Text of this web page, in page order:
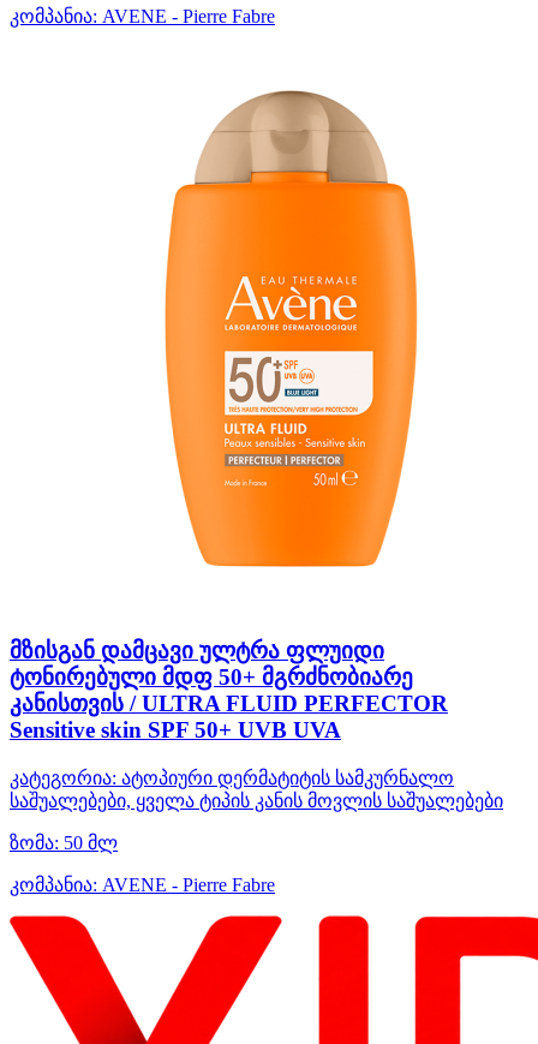
კომპანია: AVENE - Pierre Fabre
მზისგან დამცავი ულტრა ფლუიდი
ტონირებული მდფ 50+ მგრძნობიარე
კანისთვის / ULTRA FLUID PERFECTOR
Sensitive skin SPF 50+ UVB UVA
კატეგორია: ატოპიური დერმატიტის სამკურნალო
საშუალებები, ყველა ტიპის კანის მოვლის საშუალებები
ზომა: 50 მლ
კომპანია: AVENE - Pierre Fabre